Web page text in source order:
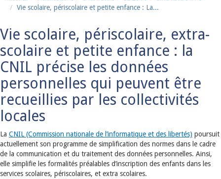
Vie scolaire, périscolaire et petite enfance : La...
Vie scolaire, périscolaire, extra-
scolaire et petite enfance : la
CNIL précise les données
personnelles qui peuvent être
recueillies par les collectivités
locales
La CNIL (Commission nationale de l’informatique et des libertés) poursuit
actuellement son programme de simplification des normes dans le cadre
de la communication et du traitement des données personnelles. Ainsi,
elle simplifie les formalités préalables d’inscription des enfants dans les
services scolaires, périscolaires, et extra scolaires.